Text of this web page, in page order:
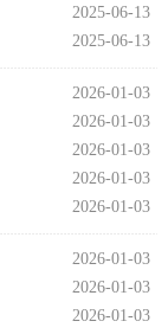
2025-06-13
2025-06-13
2026-01-03
2026-01-03
2026-01-03
2026-01-03
2026-01-03
2026-01-03
2026-01-03
2026-01-03